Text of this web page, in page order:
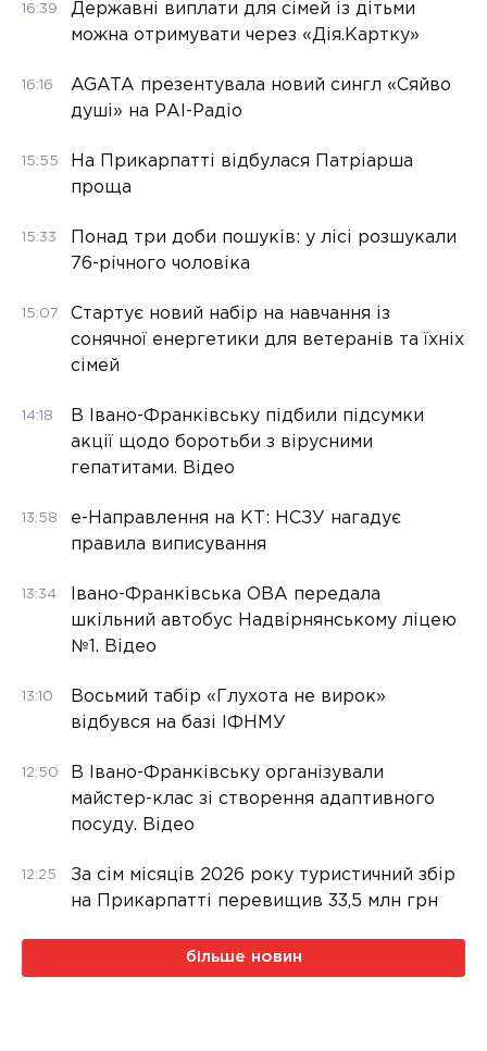
16:39
Державні виплати для сімей із дітьми
можна отримувати через «Дія.Картку»
16:16
AGATA презентувала новий сингл «Сяйво
душі» на РАІ-Радіо
15:55
На Прикарпатті відбулася Патріарша
проща
15:33
Понад три доби пошуків: у лісі розшукали
76-річного чоловіка
15:07
Стартує новий набір на навчання із
сонячної енергетики для ветеранів та їхніх
сімей
14:18
В Івано-Франківську підбили підсумки
акції щодо боротьби з вірусними
гепатитами. Відео
13:58
е-Направлення на КТ: НСЗУ нагадує
правила виписування
13:34
Івано-Франківська ОВА передала
шкільний автобус Надвірнянському ліцею
№1. Відео
13:10
Восьмий табір «Глухота не вирок»
відбувся на базі ІФНМУ
12:50
В Івано-Франківську організували
майстер-клас зі створення адаптивного
посуду. Відео
12:25
За сім місяців 2026 року туристичний збір
на Прикарпатті перевищив 33,5 млн грн
більше новин